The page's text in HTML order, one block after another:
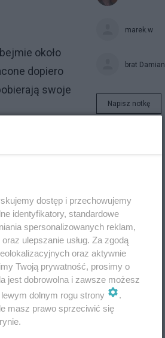
około
dopiero
swoje
marek.w
brat Damian
Napisz notkę
dostęp i przechowujemy
identyfikatory, standardowe
spersonalizowanych reklam,
ulepszanie usług. Za zgodą
oraz aktywnie
Twoją prywatność, prosimy o
jest dobrowolna i zawsze możesz
dolnym rogu strony
.
masz prawo sprzeciwić się